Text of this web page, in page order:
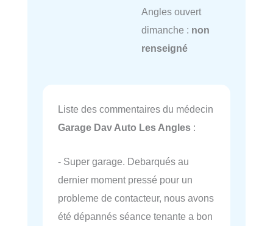
Angles ouvert
dimanche : non
renseigné
Liste des commentaires du médecin
Garage Dav Auto Les Angles :
- Super garage. Debarqués au
dernier moment pressé pour un
probleme de contacteur, nous avons
été dépannés séance tenante a bon